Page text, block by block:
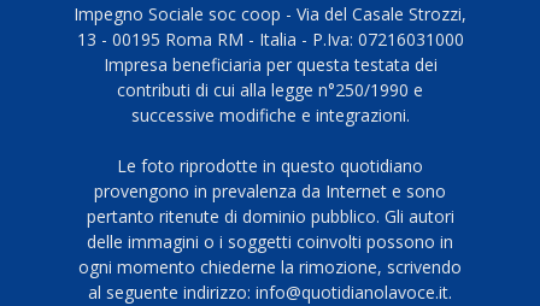
Impegno Sociale soc coop - Via del Casale Strozzi,
13 - 00195 Roma RM - Italia - P.Iva: 07216031000
Impresa beneficiaria per questa testata dei
contributi di cui alla legge n°250/1990 e
successive modifiche e integrazioni.
Le foto riprodotte in questo quotidiano
provengono in prevalenza da Internet e sono
pertanto ritenute di dominio pubblico. Gli autori
delle immagini o i soggetti coinvolti possono in
ogni momento chiederne la rimozione, scrivendo
al seguente indirizzo: info@quotidianolavoce.it.